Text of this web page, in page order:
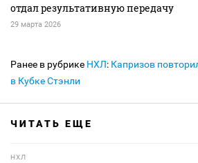
отдал результативную передачу
29 марта 2026
Ранее в рубрике НХЛ: Капризов
в Кубке Стэнли
ЧИТАТЬ ЕЩЕ
НХЛ